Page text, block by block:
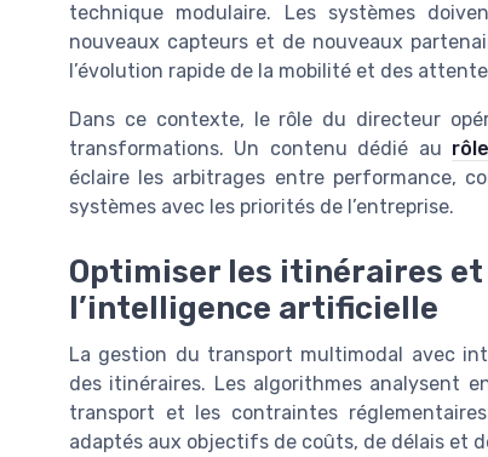
technique modulaire. Les systèmes
nouveaux capteurs et de nouveaux
l’évolution rapide de la mobilité et des
Dans ce contexte, le rôle du directeur
transformations. Un contenu dédié au
éclaire les arbitrages entre performance,
systèmes avec les priorités de l’entreprise.
Optimiser les itinéraires
l’intelligence artificielle
La gestion du transport multimodal avec
des itinéraires. Les algorithmes analysent
transport et les contraintes
adaptés aux objectifs de coûts, de délais et